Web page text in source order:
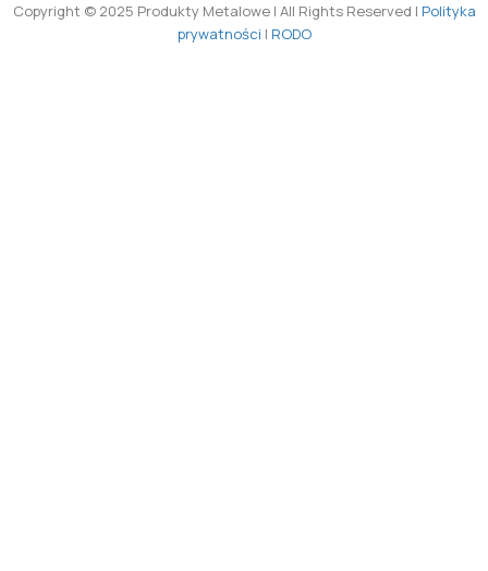
Copyright © 2025 Produkty Metalowe | All Rights Reserved | Polityka
prywatności | RODO